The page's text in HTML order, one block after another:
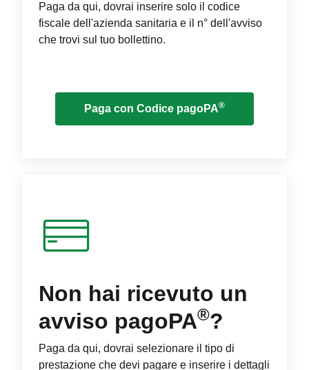
Paga da qui, dovrai inserire solo il codice
fiscale dell'azienda sanitaria e il n° dell'avviso
che trovi sul tuo bollettino.
Paga con Codice pagoPA®
Non hai ricevuto un
avviso pagoPA®?
Paga da qui, dovrai selezionare il tipo di
prestazione che devi pagare e inserire i dettagli